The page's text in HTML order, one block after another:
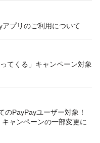
アプリのご利用について
てくる」キャンペーン対象
のPayPayユーザー対象！
ャンペーンの一部変更に